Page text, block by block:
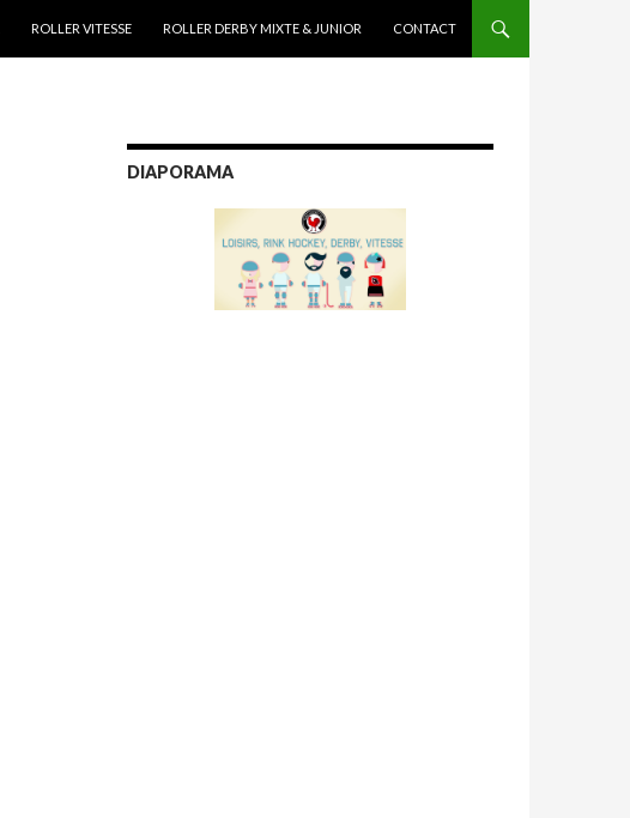
ROLLER VITESSE ROLLER DERBY MIXTE & JUNIOR CONTACT
DIAPORAMA